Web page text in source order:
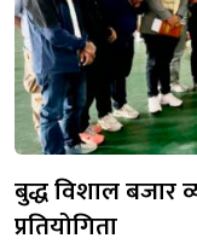
बुद्ध विशाल बजार
प्रतियोगिता